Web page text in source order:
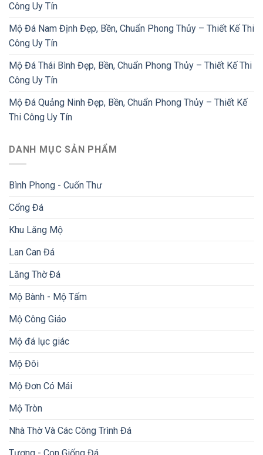
Công Uy Tín
Mộ Đá Nam Định Đẹp, Bền, Chuẩn Phong Thủy – Thiết Kế Thi
Công Uy Tín
Mộ Đá Thái Bình Đẹp, Bền, Chuẩn Phong Thủy – Thiết Kế Thi
Công Uy Tín
Mộ Đá Quảng Ninh Đẹp, Bền, Chuẩn Phong Thủy – Thiết Kế
Thi Công Uy Tín
DANH MỤC SẢN PHẨM
Bình Phong - Cuốn Thư
Cổng Đá
Khu Lăng Mộ
Lan Can Đá
Lăng Thờ Đá
Mộ Bành - Mộ Tấm
Mộ Công Giáo
Mộ đá lục giác
Mộ Đôi
Mộ Đơn Có Mái
Mộ Tròn
Nhà Thờ Và Các Công Trình Đá